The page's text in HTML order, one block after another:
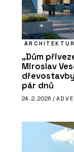
„Dům
Miroslav
pár dnů
24. 2. 2026 /